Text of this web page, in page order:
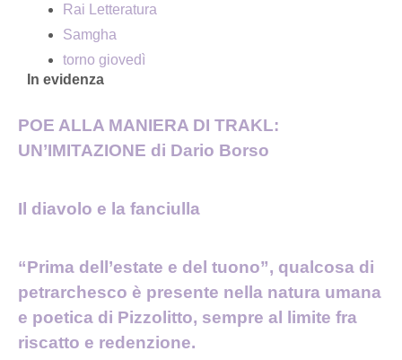
Rai Letteratura
Samgha
torno giovedì
In evidenza
POE ALLA MANIERA DI TRAKL:
UN’IMITAZIONE di Dario Borso
Il diavolo e la fanciulla
“Prima dell’estate e del tuono”, qualcosa di
petrarchesco è presente nella natura umana
e poetica di Pizzolitto, sempre al limite fra
riscatto e redenzione.